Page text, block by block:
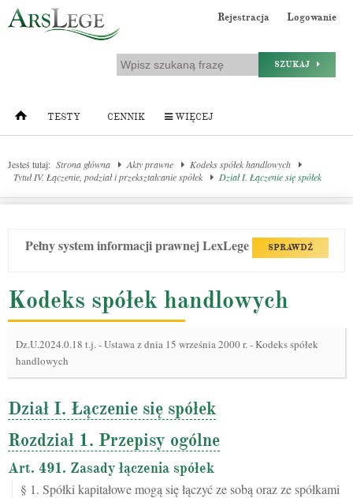
Rejestracja Logowanie
SZUKAJ
TESTY CENNIK WIĘCEJ
Jesteś tutaj: Strona główna Akty prawne
Kodeks spółek handlowych
Tytuł IV. Łączenie, podział i przekształcanie spółek
Dział I. Łączenie się spółek
Pełny system informacji prawnej LexLege SPRAWDŹ
Kodeks spółek handlowych
Dz.U.2024.0.18 t.j.-Ustawa z dnia 15 września 2000 r. - Kodeks spółek
handlowych
Dział I. Łączenie się spółek
Rozdział 1. Przepisy ogólne
Art. 491. Zasady łączenia spółek
§ 1. Spółki kapitałowe mogą się łączyć ze sobą oraz ze spółkami